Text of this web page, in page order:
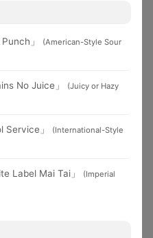
」
(American-Style Sour
No Juice」
(Juicy or Hazy
Service」
(International-Style
Label Mai Tai」
(Imperial
ール5大トレンド
）